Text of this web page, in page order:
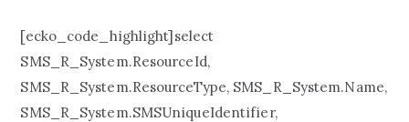
[ecko_code_highlight]select
SMS_R_System.ResourceId,
SMS_R_System.ResourceType, SMS_R_System.Name,
SMS_R_System.SMSUniqueIdentifier,